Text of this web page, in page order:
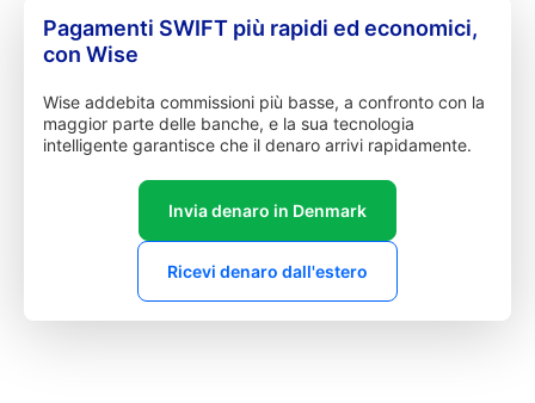
Pagamenti SWIFT più rapidi ed economici,
con Wise
Wise addebita commissioni più basse, a confronto con la
maggior parte delle banche, e la sua tecnologia
intelligente garantisce che il denaro arrivi rapidamente.
Invia denaro in Denmark
Ricevi denaro dall'estero